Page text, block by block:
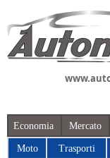
Economia Mercato
Moto Trasporti